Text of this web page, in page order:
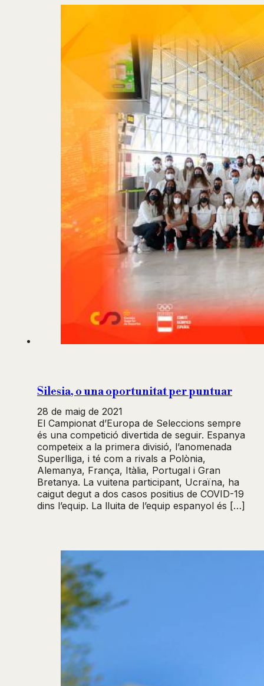
Silesia, o una oportunitat per puntuar
28 de maig de 2021
El Campionat d’Europa de Seleccions sempre
és una competició divertida de seguir. Espanya
competeix a la primera divisió, l’anomenada
Superlliga, i té com a rivals a Polònia,
Alemanya, França, Itàlia, Portugal i Gran
Bretanya. La vuitena participant, Ucraïna, ha
caigut degut a dos casos positius de COVID-19
dins l’equip. La lluita de l’equip espanyol és […]